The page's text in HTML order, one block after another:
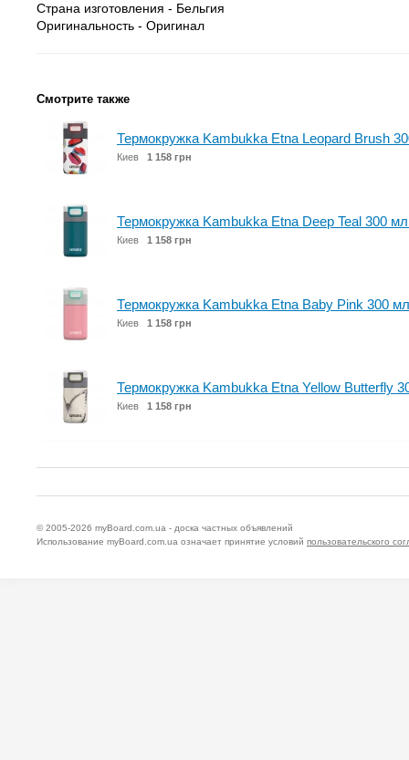
Страна изготовления - Бельгия
Оригинальность - Оригинал
Смотрите также
Термокружка Kambukka Etna Leopard Brush
Киев 1 158 грн
Термокружка Kambukka Etna Deep Teal 300
Киев 1 158 грн
Термокружка Kambukka Etna Baby Pink 300
Киев 1 158 грн
Термокружка Kambukka Etna Yellow Butterfly
Киев 1 158 грн
© 2005-2026 myBoard.com.ua - доска частных объявлений
Использование myBoard.com.ua означает принятие условий пользовательского